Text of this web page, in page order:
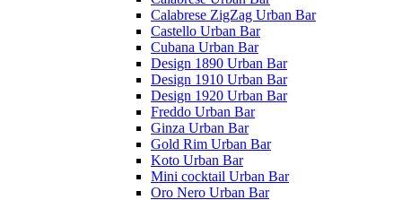
Calabrese ZigZag Urban Bar
Castello Urban Bar
Cubana Urban Bar
Design 1890 Urban Bar
Design 1910 Urban Bar
Design 1920 Urban Bar
Freddo Urban Bar
Ginza Urban Bar
Gold Rim Urban Bar
Koto Urban Bar
Mini cocktail Urban Bar
Oro Nero Urban Bar